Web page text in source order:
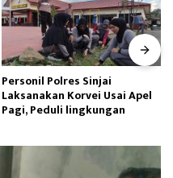
Personil Polres Sinjai
Laksanakan Korvei Usai Apel
Pagi, Peduli lingkungan